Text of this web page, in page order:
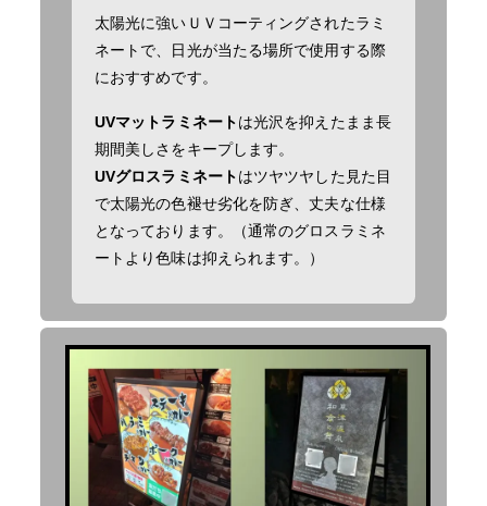
太陽光に強いＵＶコーティングされたラミ
ネートで、日光が当たる場所で使用する際
におすすめです。
UVマットラミネートは光沢を抑えたまま長
期間美しさをキープします。
UVグロスラミネートはツヤツヤした見た目
で太陽光の色褪せ劣化を防ぎ、丈夫な仕様
となっております。（通常のグロスラミネ
ートより色味は抑えられます。）